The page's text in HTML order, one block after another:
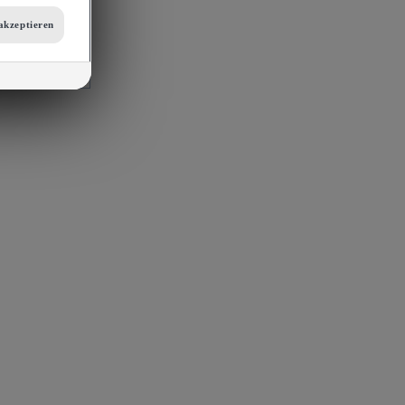
am
unsere
Porsche